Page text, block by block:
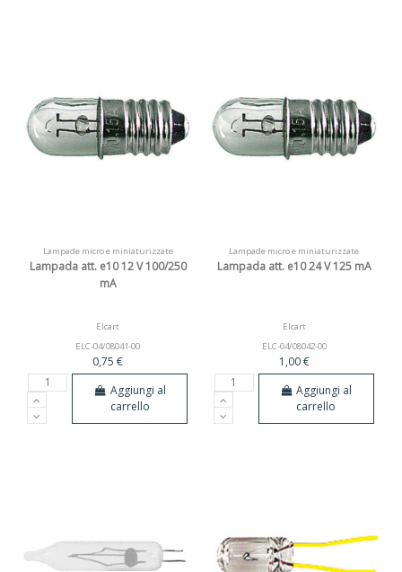
Lampade micro e miniaturizzate
Lampada att. e10 12 V 100/250
mA
Elcart
ELC-04/08041-00
0,75 €
Aggiungi al
carrello
Lampade micro e miniaturizzate
Lampada att. e10 24 V 125 mA
Elcart
ELC-04/08042-00
1,00 €
Aggiungi al
carrello